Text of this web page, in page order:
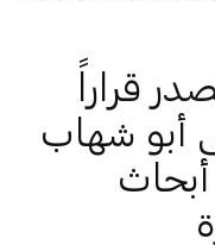
قراراً
أبو شهاب